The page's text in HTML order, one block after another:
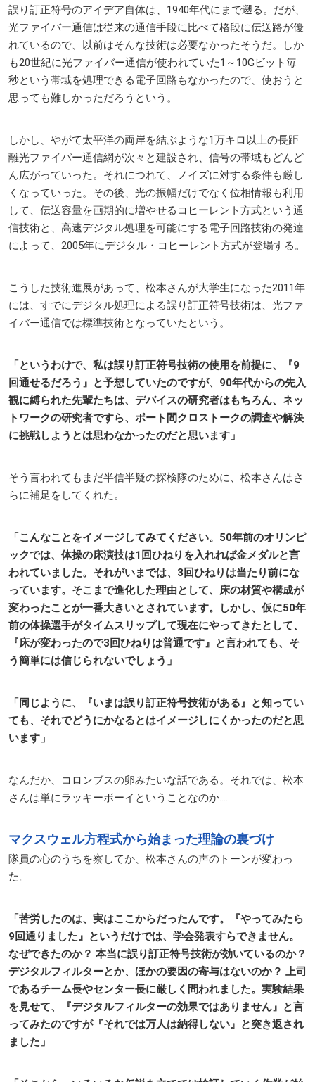
誤り訂正符号のアイデア自体は、1940年代にまで遡る。だが、
光ファイバー通信は従来の通信手段に比べて格段に伝送路が優
れているので、以前はそんな技術は必要なかったそうだ。しか
も20世紀に光ファイバー通信が使われていた1～10Gビット毎
秒という帯域を処理できる電子回路もなかったので、使おうと
思っても難しかっただろうという。
しかし、やがて太平洋の両岸を結ぶような1万キロ以上の長距
離光ファイバー通信網が次々と建設され、信号の帯域もどんど
ん広がっていった。それにつれて、ノイズに対する条件も厳し
くなっていった。その後、光の振幅だけでなく位相情報も利用
して、伝送容量を画期的に増やせるコヒーレント方式という通
信技術と、高速デジタル処理を可能にする電子回路技術の発達
によって、2005年にデジタル・コヒーレント方式が登場する。
こうした技術進展があって、松本さんが大学生になった2011年
には、すでにデジタル処理による誤り訂正符号技術は、光ファ
イバー通信では標準技術となっていたという。
「というわけで、私は誤り訂正符号技術の使用を前提に、『9
回通せるだろう』と予想していたのですが、90年代からの先入
観に縛られた先輩たちは、デバイスの研究者はもちろん、ネッ
トワークの研究者ですら、ポート間クロストークの調査や解決
に挑戦しようとは思わなかったのだと思います」
そう言われてもまだ半信半疑の探検隊のために、松本さんはさ
らに補足をしてくれた。
「こんなことをイメージしてみてください。50年前のオリンピ
ックでは、体操の床演技は1回ひねりを入れれば金メダルと言
われていました。それがいまでは、3回ひねりは当たり前にな
っています。そこまで進化した理由として、床の材質や構成が
変わったことが一番大きいとされています。しかし、仮に50年
前の体操選手がタイムスリップして現在にやってきたとして、
『床が変わったので3回ひねりは普通です』と言われても、そ
う簡単には信じられないでしょう」
「同じように、『いまは誤り訂正符号技術がある』と知ってい
ても、それでどうにかなるとはイメージしにくかったのだと思
います」
なんだか、コロンブスの卵みたいな話である。それでは、松本
さんは単にラッキーボーイということなのか……
マクスウェル方程式から始まった理論の裏づけ
隊員の心のうちを察してか、松本さんの声のトーンが変わっ
た。
「苦労したのは、実はここからだったんです。『やってみたら
9回通りました』というだけでは、学会発表すらできません。
なぜできたのか？ 本当に誤り訂正符号技術が効いているのか？
デジタルフィルターとか、ほかの要因の寄与はないのか？ 上司
であるチーム長やセンター長に厳しく問われました。実験結果
を見せて、『デジタルフィルターの効果ではありません』と言
ってみたのですが『それでは万人は納得しない』と突き返され
ました」